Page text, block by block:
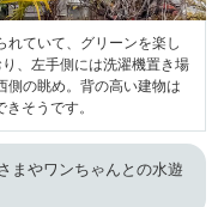
れていて、グリーンを楽し
、左手側には洗濯機置き場
側の眺め。背の高い建物は
そうです。
まやワンちゃんとの水遊